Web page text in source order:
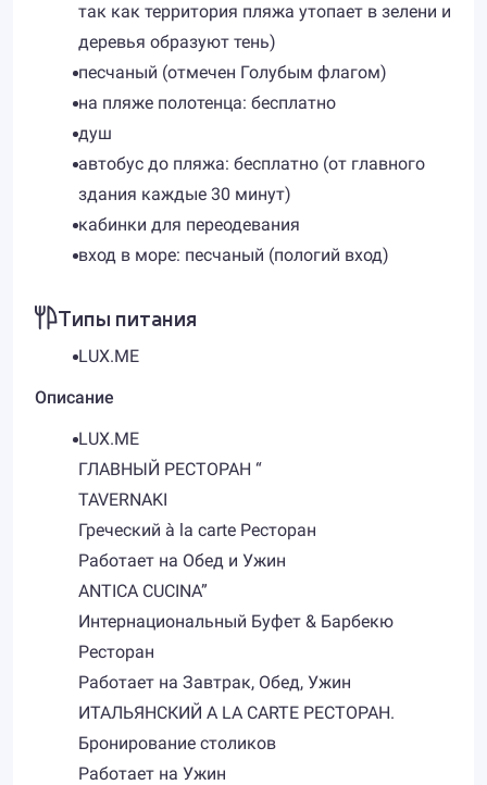
так как территория пляжа утопает в зелени и
деревья образуют тень)
песчаный (отмечен Голубым флагом)
на пляже полотенца: бесплатно
душ
автобус до пляжа: бесплатно (от главного
здания каждые 30 минут)
кабинки для переодевания
вход в море: песчаный (пологий вход)
Типы питания
LUX.ME
Описание
LUX.ME
ГЛАВНЫЙ РЕСТОРАН “
TAVERNAKI
Греческий à la carte Ресторан
Работает на Обед и Ужин
ANTICA CUCINA”
Интернациональный Буфет & Барбекю
Ресторан
Работает на Завтрак, Обед, Ужин
ИТАЛЬЯНСКИЙ A LA CARTE РЕСТОРАН.
Бронирование столиков
Работает на Ужин